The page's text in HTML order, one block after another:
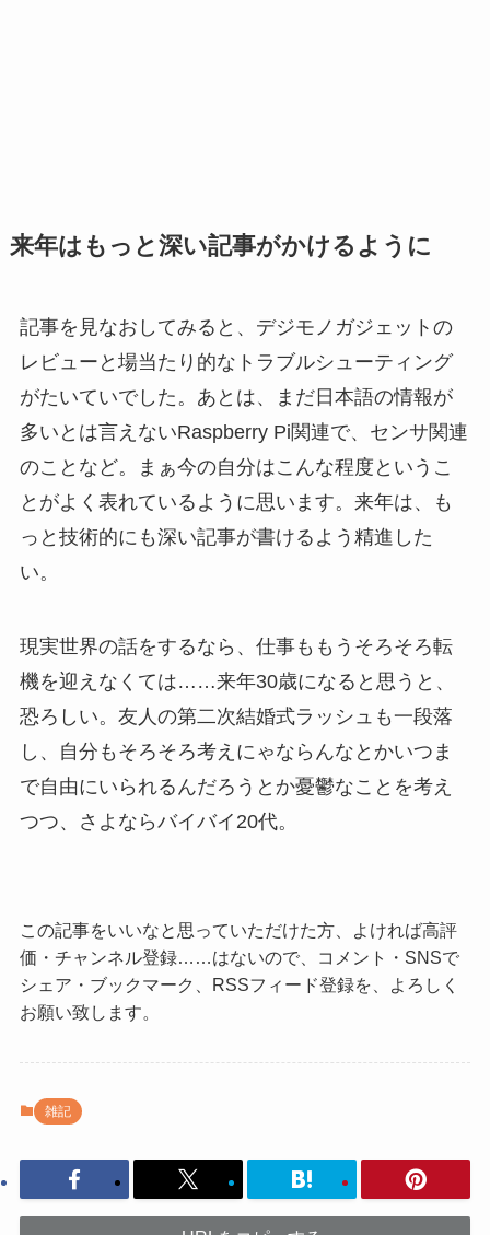
来年はもっと深い記事がかけるように
記事を見なおしてみると、デジモノガジェットの
レビューと場当たり的なトラブルシューティング
がたいていでした。あとは、まだ日本語の情報が
多いとは言えないRaspberry Pi関連で、センサ関連
のことなど。まぁ今の自分はこんな程度というこ
とがよく表れているように思います。来年は、も
っと技術的にも深い記事が書けるよう精進した
い。
現実世界の話をするなら、仕事ももうそろそろ転
機を迎えなくては……来年30歳になると思うと、
恐ろしい。友人の第二次結婚式ラッシュも一段落
し、自分もそろそろ考えにゃならんなとかいつま
で自由にいられるんだろうとか憂鬱なことを考え
つつ、さよならバイバイ20代。
この記事をいいなと思っていただけた方、よければ高評
価・チャンネル登録……はないので、コメント・SNSで
シェア・ブックマーク、RSSフィード登録を、よろしく
お願い致します。
雑記